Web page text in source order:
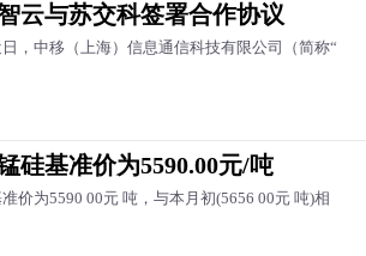
云与苏交科签署合作协议
，中移（上海）信息通信科技有限公司（简称“
硅基准价为5590.00元/吨
价为5590 00元 吨，与本月初(5656 00元 吨)相